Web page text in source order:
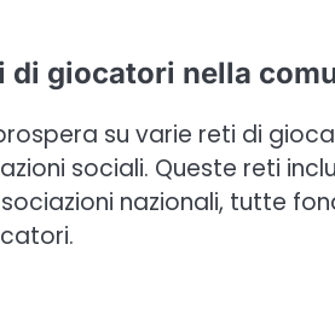
giocatori nella
su varie reti di
sociali. Queste reti
nazionali, tutte